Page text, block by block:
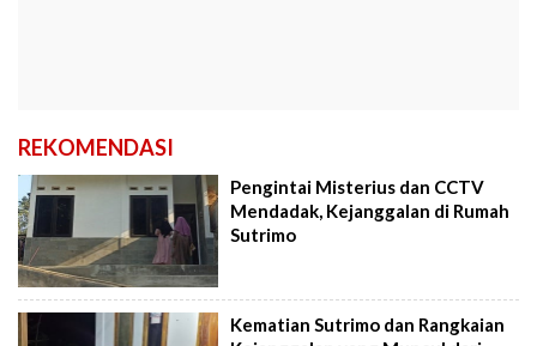
REKOMENDASI
Pengintai Misterius dan CCTV
Mendadak, Kejanggalan di Rumah
Sutrimo
Kematian Sutrimo dan Rangkaian